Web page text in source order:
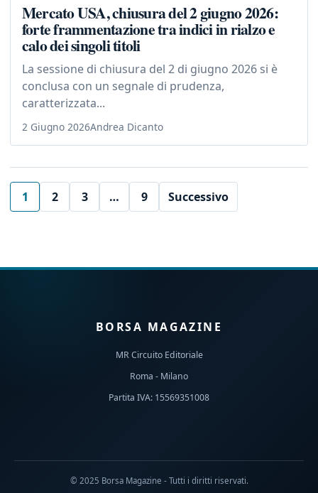
Mercato USA, chiusura del 2 giugno 2026:
forte frammentazione tra indici in rialzo e
calo dei singoli titoli
La sessione di chiusura del 2 di giugno 2026 si è
conclusa con un segnale di prudenza,
caratterizzata...
2 Giugno 2026Andrea Dicanto
1 2 3 … 9 Successivo
BORSA MAGAZINE
MR Circuito Editoriale
Roma - Milano
Partita IVA: 15569351008
© 2025 Borsa Magazine - Tutti i diritti riservati.